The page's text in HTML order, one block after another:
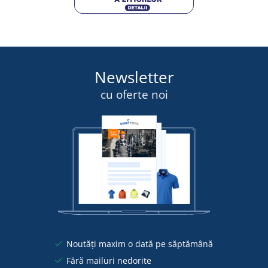
Newsletter
cu oferte noi
Noutăți maxim o dată pe săptămână
Fără mailuri nedorite